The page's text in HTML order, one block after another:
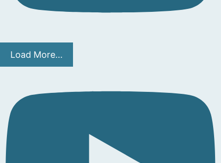
Load More...